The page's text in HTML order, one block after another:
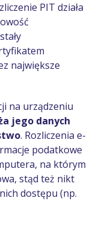
PIT działa
największe
na urządzeniu
jego danych
. Rozliczenia e-
podatkowe
na którym
stąd też nikt
dostępu (np.